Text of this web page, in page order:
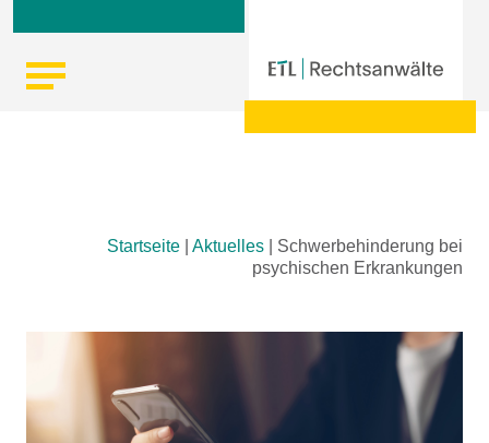
Startseite Aktuelles
Schwerbehinderung bei
psychischen Erkrankungen